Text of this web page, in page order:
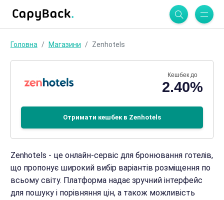
Головна Магазини Zenhotels
Кешбек до
2.40%
Отримати кешбек в Zenhotels
Zenhotels - це онлайн-сервіс для бронювання готелів,
що пропонує широкий вибір варіантів розміщення по
всьому світу. Платформа надає зручний інтерфейс
для пошуку і порівняння цін, а також можливість